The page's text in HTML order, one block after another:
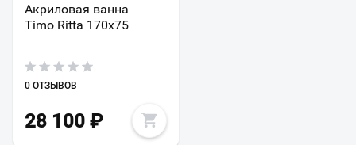
Акриловая ванна
Timo Ritta 170х75
0 ОТЗЫВОВ
28 100 ₽